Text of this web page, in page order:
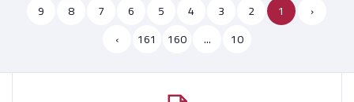
‹
1
2
3
4
5
6
7
8
9
10
...
160
161
›